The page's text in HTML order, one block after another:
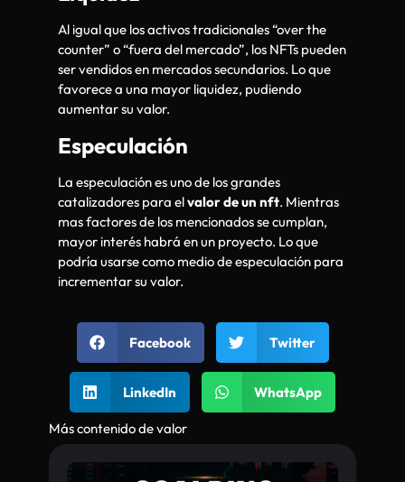
Al igual que los activos tradicionales “over the
counter” o “fuera del mercado”, los NFTs pueden
ser vendidos en mercados secundarios. Lo que
favorece a una mayor liquidez, pudiendo
aumentar su valor.
Especulación
La especulación es uno de los grandes
catalizadores para elvalor de un nft. Mientras
mas factores de los mencionados se cumplan,
mayor interés habrá en un proyecto. Lo que
podría usarse como medio de especulación para
incrementar su valor.
Facebook Twitter
LinkedIn WhatsApp
Más contenido de valor